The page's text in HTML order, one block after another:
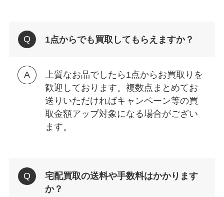
1点からでも買取してもらえますか？
上質なお品でしたら1点からお買取りを
歓迎しております。複数点まとめてお
送りいただければキャンペーン等の買
取金額アップ対象になる場合がござい
ます。
宅配買取の送料や手数料はかかります
か？